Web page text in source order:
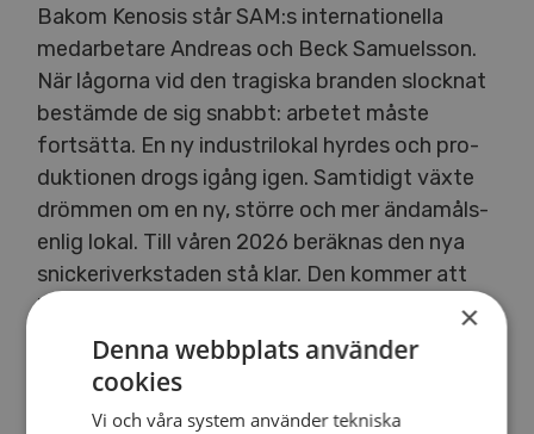
Bakom Kenosis står SAM:s in­ter­na­tio­nel­la
med­ar­be­ta­re Andreas och Beck Samu­els­son.
När lågorna vid den tragiska branden slocknat
bestämde de sig snabbt: arbetet måste
fortsätta. En ny in­du­stri­lo­kal hyrdes och pro­
duk­tio­nen drogs igång igen. Samtidigt växte
drömmen om en ny, större och mer än­da­måls­
en­lig lokal. Till våren 2026 beräknas den nya
snic­ke­ri­verk­sta­den stå klar. Den kommer att
byggas på samma mark som den gamla verk­
sta­den låg på, en tomt på sam­man­lagt 3 000
m2. Förutom en större verkstad kommer det
×
Denna webbplats använder
cookies
Vi och våra system använder tekniska